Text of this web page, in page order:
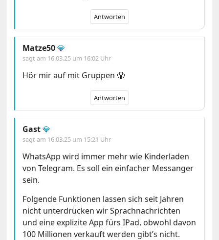
Antworten
Matze50💎
sagt am 16.03.25 um 16:02 Uhr
Hör mir auf mit Gruppen 😤
Antworten
Gast💎
sagt am 16.03.25 um 15:21 Uhr
WhatsApp wird immer mehr wie Kinderladen
von Telegram. Es soll ein einfacher Messanger
sein.
Folgende Funktionen lassen sich seit Jahren
nicht unterdrücken wir Sprachnachrichten
und eine explizite App fürs IPad, obwohl davon
100 Millionen verkauft werden gibt’s nicht.